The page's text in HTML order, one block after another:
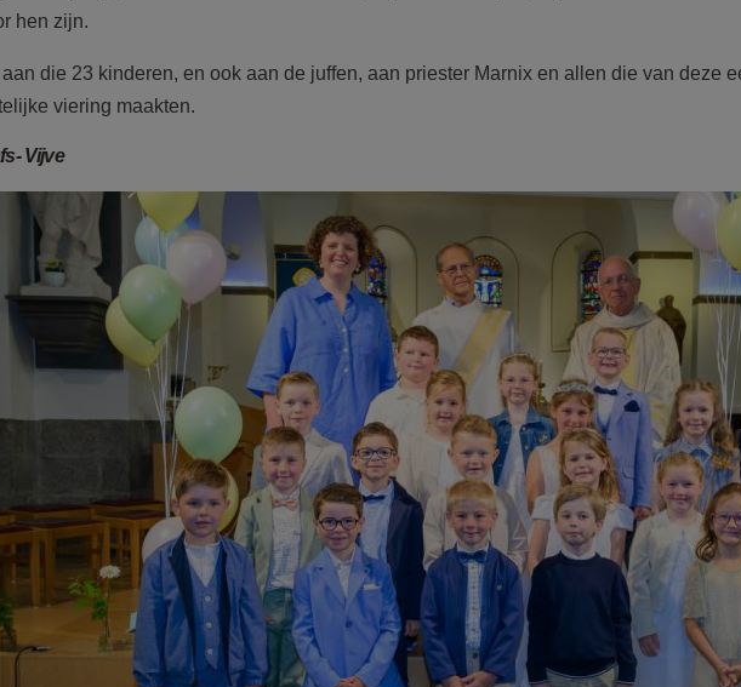
hen zijn.
aan die 23 kinderen, en ook aan de juffen, aan priester Marnix en allen die van deze
viering maakten.
Vijve